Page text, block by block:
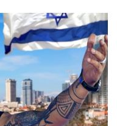
דעות
רכילות
עסקית
קריפטו
ויראלי